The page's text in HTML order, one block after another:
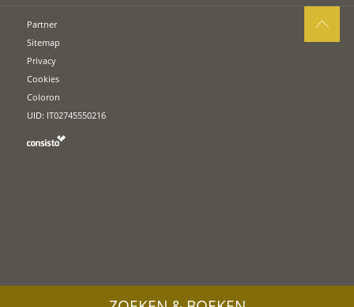
Partner
Sitemap
Privacy
Cookies
Coloron
UID: IT02745550216